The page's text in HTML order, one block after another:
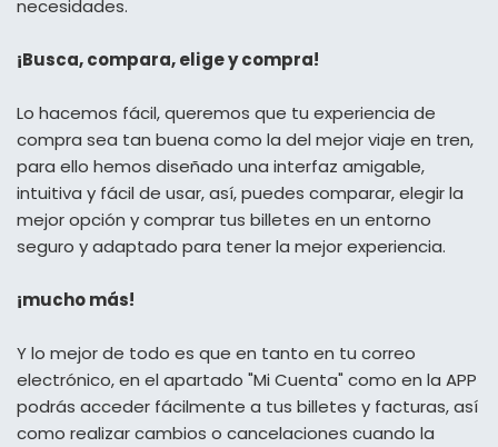
necesidades.
¡Busca, compara, elige y compra!
Lo hacemos fácil, queremos que tu experiencia de
compra sea tan buena como la del mejor viaje en tren,
para ello hemos diseñado una interfaz amigable,
intuitiva y fácil de usar, así, puedes comparar, elegir la
mejor opción y comprar tus billetes en un entorno
seguro y adaptado para tener la mejor experiencia.
¡mucho más!
Y lo mejor de todo es que en tanto en tu correo
electrónico, en el apartado "Mi Cuenta" como en la APP
podrás acceder fácilmente a tus billetes y facturas, así
como realizar cambios o cancelaciones cuando la